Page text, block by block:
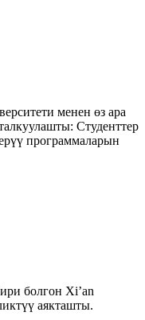
менен өз ара
Студенттер
программаларын
болгон Xi’an
аякташты.